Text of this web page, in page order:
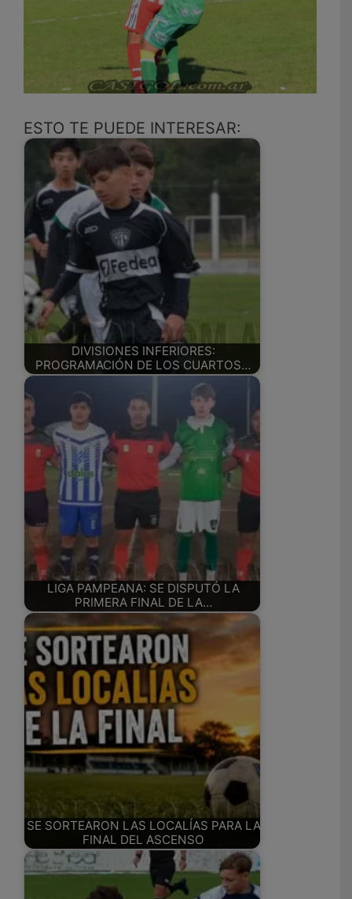
ESTO TE PUEDE INTERESAR:
DIVISIONES INFERIORES:
PROGRAMACIÓN DE LOS CUARTOS…
LIGA PAMPEANA: SE DISPUTÓ LA
PRIMERA FINAL DE LA…
SE SORTEARON LAS LOCALÍAS PARA LA
FINAL DEL ASCENSO